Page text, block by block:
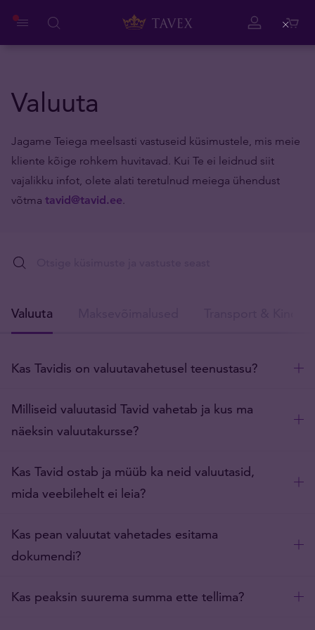
Valuuta
Jagame Teiega meelsasti vastuseid küsimustele, mis meie
kliente kõige rohkem huvitavad. Kui Te ei leidnud siit
vajalikku infot, olete alati teretulnud meiega ühendust
võtma tavid@tavid.ee.
Valuuta
Kas Tavidis on valuutavahetusel teenustasu?
Milliseid valuutasid Tavid vahetab ja kus ma
näeksin valuutakursse?
Kas Tavid ostab ja müüb ka neid valuutasid,
mida veebilehelt ei leia?
Kas pean valuutat vahetades esitama
dokumendi?
Kas peaksin suurema summa ette tellima?
Close